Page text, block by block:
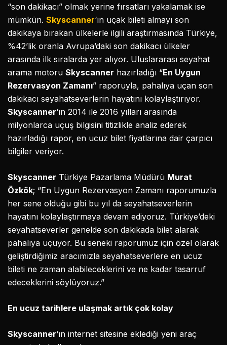
“son dakikacı” olmak yerine fırsatları yakalamak ise
mümkün. Skyscanner‘ın uçak bileti almayı son
dakikaya bırakan ülkelerle ilgili araştırmasında Türkiye,
%42’lik oranla Avrupa’daki son dakikacı ülkeler
arasında ilk sıralarda yer alıyor. Uluslararası seyahat
arama motoru Skyscanner hazırladığı “En Uygun
Rezervasyon Zamanı” raporuyla, pahalıya uçan son
dakikacı seyahatseverlerin hayatını kolaylaştırıyor.
Skyscanner‘ın 2014 ile 2016 yılları arasında
milyonlarca uçuş bilgisini titizlikle analiz ederek
hazırladığı rapor, en ucuz bilet fiyatlarına dair çarpıcı
bilgiler veriyor.
Skyscanner Türkiye Pazarlama Müdürü Murat
Özkök; “En Uygun Rezervasyon Zamanı raporumuzla
her sene olduğu gibi bu yıl da seyahatseverlerin
hayatını kolaylaştırmaya devam ediyoruz. Türkiye’deki
seyahatseverler genelde son dakikada bilet alarak
pahalıya uçuyor. Bu seneki raporumuz için özel olarak
geliştirdiğimiz aracımızla seyahatseverlere en ucuz
bileti ne zaman alabileceklerini ve ne kadar tasarruf
edeceklerini söylüyoruz.”
En ucuz tarihlere ulaşmak artık çok kolay
Skyscanner‘ın internet sitesine eklediği yeni araç